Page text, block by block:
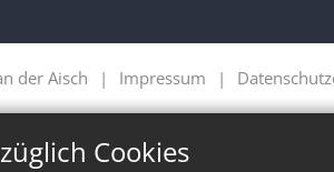
Cookies
der Aisch Impressum